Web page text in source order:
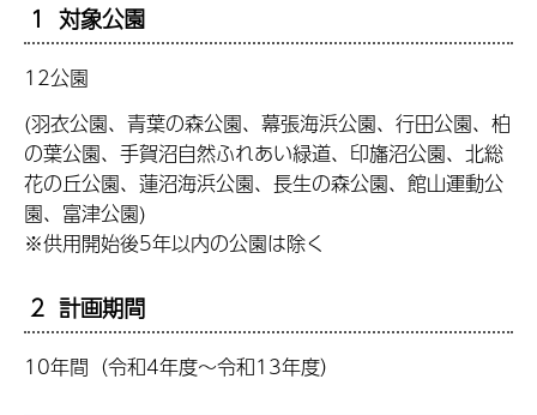
1 対象公園
12公園
(羽衣公園、青葉の森公園、幕張海浜公園、行田公園、柏
の葉公園、手賀沼自然ふれあい緑道、印旛沼公園、北総
花の丘公園、蓮沼海浜公園、長生の森公園、館山運動公
園、富津公園)
※供用開始後5年以内の公園は除く
2 計画期間
10年間（令和4年度～令和13年度）